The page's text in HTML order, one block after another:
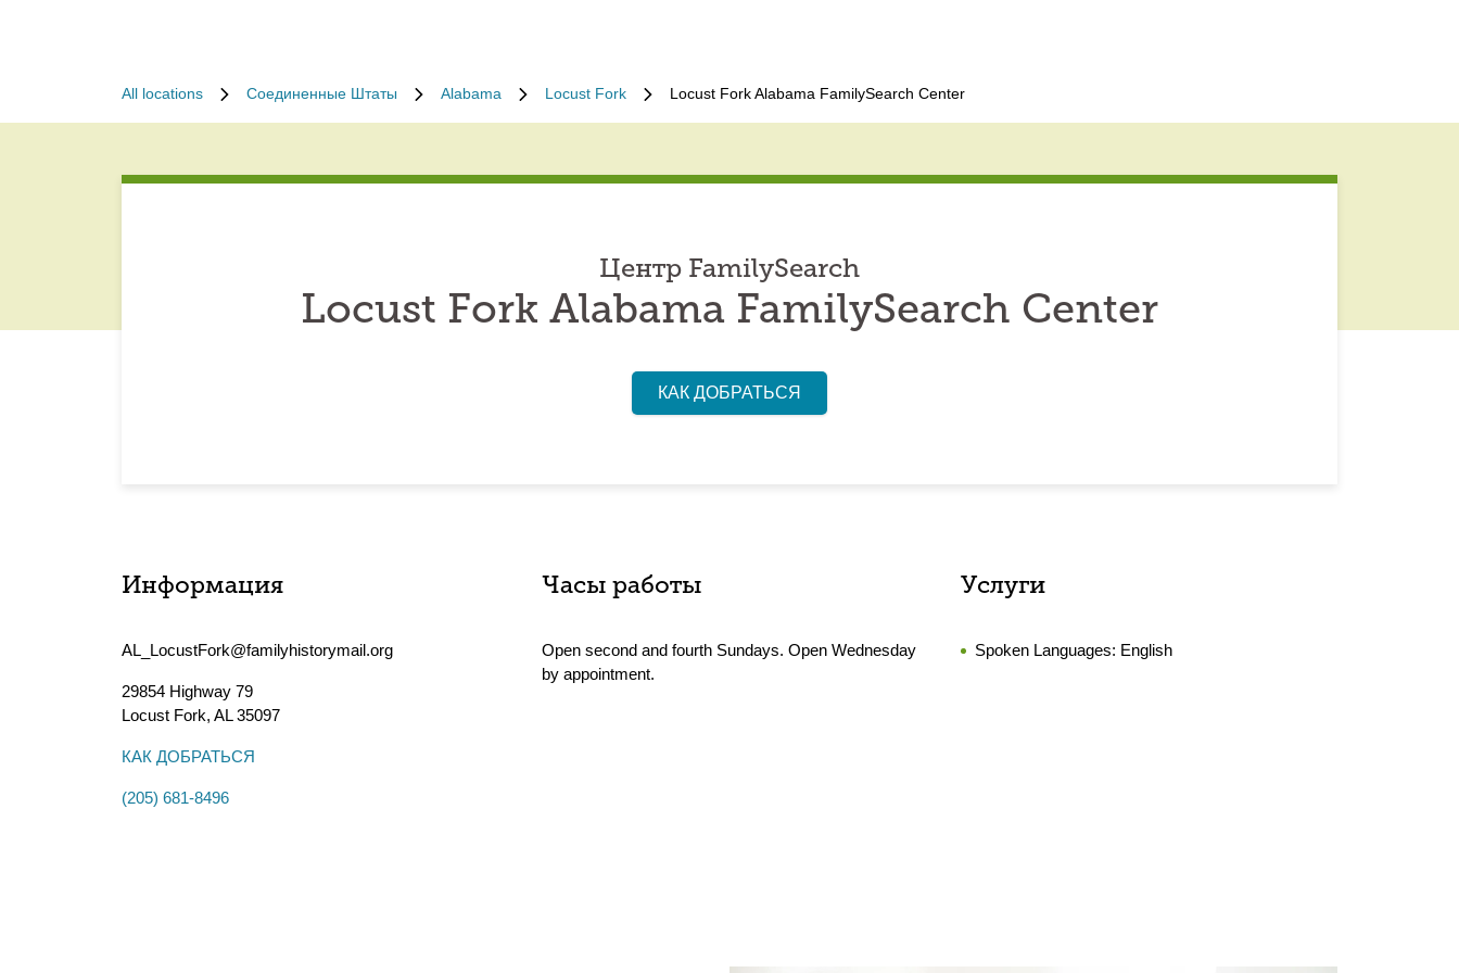
All locations Соединенные Штаты Alabama Locust Fork Locust Fork Alabama FamilySearch Center
Центр FamilySearch
Locust Fork Alabama FamilySearch Center
КАК ДОБРАТЬСЯ
Информация
AL_LocustFork@familyhistorymail.org
29854 Highway 79
Locust Fork, AL35097
КАК ДОБРАТЬСЯ
(205) 681-8496
Часы работы
Open second and fourth Sundays. Open Wednesday
by appointment.
Услуги
Spoken Languages: English